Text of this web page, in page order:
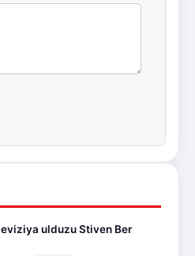
ulduzu Stiven Ber